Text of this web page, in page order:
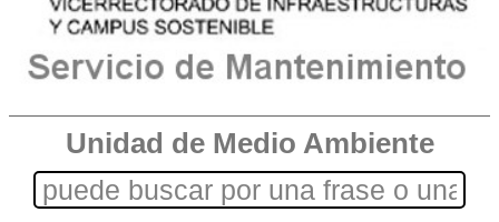
Unidad de Medio Ambiente